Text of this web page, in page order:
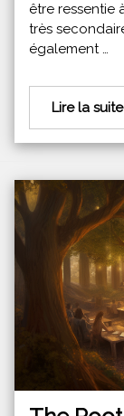
être ressentie
très
également …
Lire la